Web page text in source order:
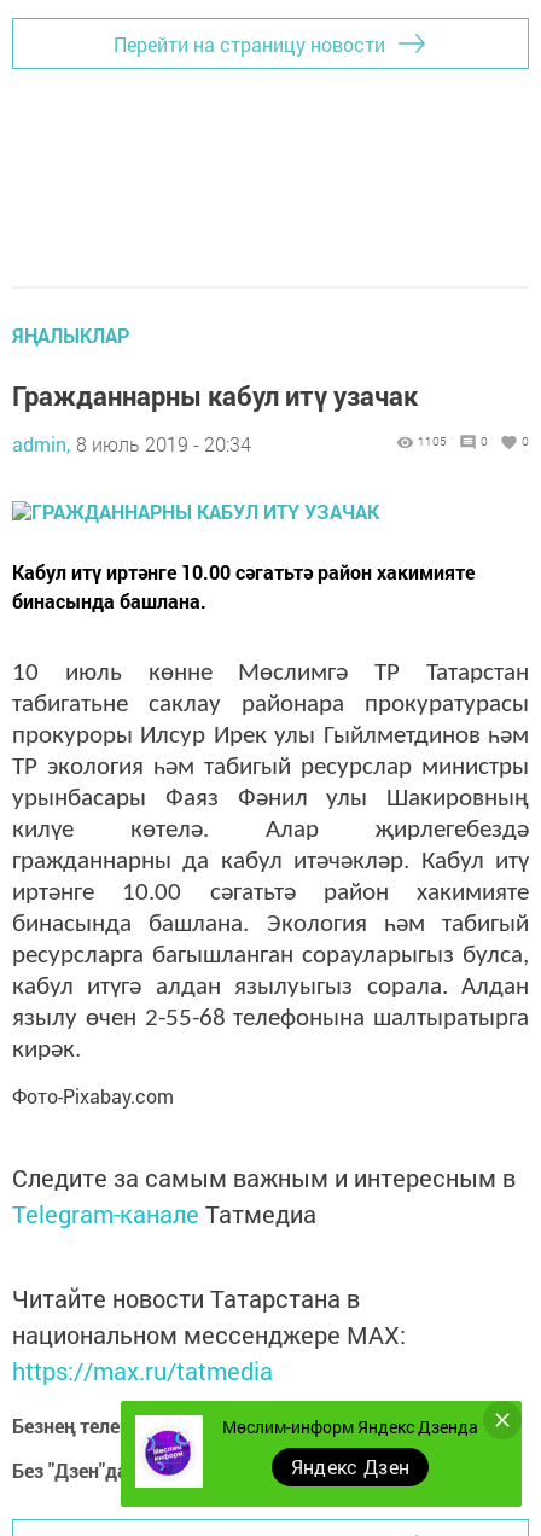
Перейти на страницу новости
ЯҢАЛЫКЛАР
Гражданнарны кабул итү узачак
admin, 8 июль 2019 - 20:34 1105 0 0
Кабул итү иртәнге 10.00 сәгатьтә район хакимияте
бинасында башлана.
10 июль көнне Мөслимгә ТР Татарстан
табигатьне саклау районара прокуратурасы
прокуроры Илсур Ирек улы Гыйлметдинов һәм
ТР экология һәм табигый ресурслар министры
урынбасары Фаяз Фәнил улы Шакировның
килүе көтелә. Алар җирлегебездә
гражданнарны да кабул итәчәкләр. Кабул итү
иртәнге 10.00 сәгатьтә район хакимияте
бинасында башлана. Экология һәм табигый
ресурсларга багышланган сорауларыгыз булса,
кабул итүгә алдан язылуыгыз сорала. Алдан
язылу өчен 2-55-68 телефонына шалтыратырга
кирәк.
Фото-Pixabay.com
Следите за самым важным и интересным в
Telegram-канале Татмедиа
Читайте новости Татарстана в
национальном мессенджере MАХ:
https://max.ru/tatmedia
Безнең телеграм каналга кушылыгыз!Телеграм-канал
Без "Дзен"да!
Дзен
Мөслим-информ Яндекс Дзенда
Яндекс Дзен